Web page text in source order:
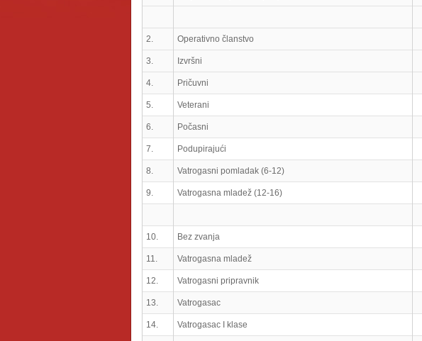
2. Operativno članstvo
3. Izvršni
4. Pričuvni
5. Veterani
6. Počasni
7. Podupirajući
8. Vatrogasni pomladak (6-12)
9. Vatrogasna mladež (12-16)
10. Bez zvanja
11. Vatrogasna mladež
12. Vatrogasni pripravnik
13. Vatrogasac
14. Vatrogasac I klase